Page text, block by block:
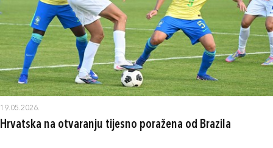
19.05.2026.
Hrvatska na otvaranju tijesno poražena od Brazila